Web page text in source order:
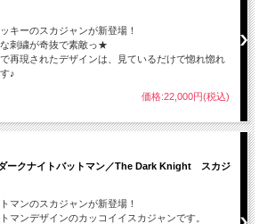
キーのスカジャンが新登場！
刺繍が奇抜で素敵っ★
再現されたデザインは、見ているだけで惚れ惚れ
♪
価格:22,000円(税込)
ークナイトバットマン／The Dark Knight スカジ
マンのスカジャンが新登場！
マンデザインのカッコイイスカジャンです。